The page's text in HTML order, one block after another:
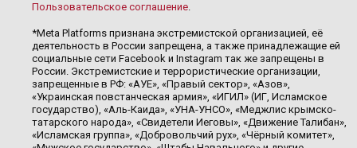
Пользовательское соглашение.
*Meta Platforms признана экстремистской организацией, её
деятельность в России запрещена, а также принадлежащие ей
социальные сети Facebook и Instagram так же запрещены в
России. Экстремистские и террористические организации,
запрещенные в РФ: «АУЕ», «Правый сектор», «Азов»,
«Украинская повстанческая армия», «ИГИЛ» (ИГ, Исламское
государство), «Аль-Каида», «УНА-УНСО», «Меджлис крымско-
татарского народа», «Свидетели Иеговы», «Движение Талибан»,
«Исламская группа», «Добровольчий рух», «Чёрный комитет»,